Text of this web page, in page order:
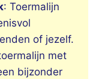
: Toermalijn
of jezelf.
met
bijzonder